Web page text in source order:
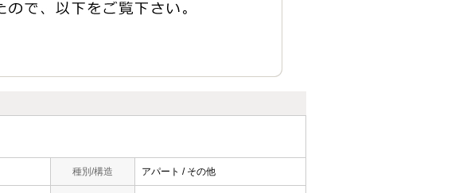
種別/構造 アパート / その他